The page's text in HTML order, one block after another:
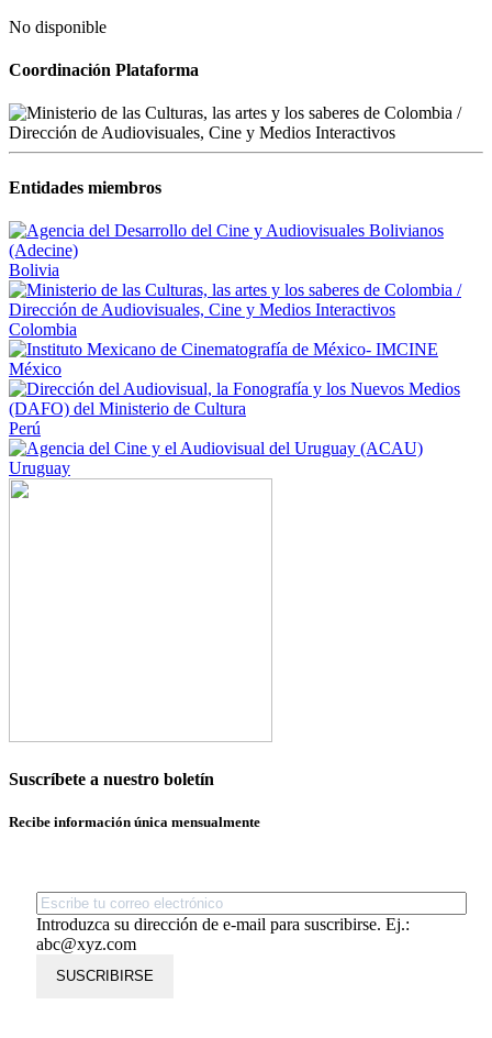
No disponible
Coordinación Plataforma
Entidades miembros
Bolivia
Colombia
México
Perú
Uruguay
Suscríbete a nuestro boletín
Recibe información única mensualmente
Introduzca su dirección de e-mail para suscribirse. Ej.:
abc@xyz.com
SUSCRIBIRSE